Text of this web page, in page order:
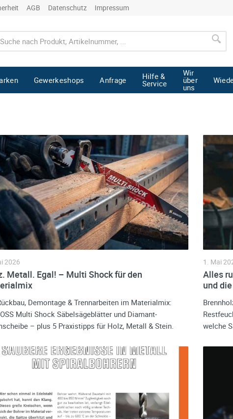
AGB Datenschutz Impressum
Gewerkeshops Anfrage Hilfe &
Service
Wir
über
uns
Metall. Egal! – Multi Shock für den
2026
Demontage & Trennarbeiten im Materialmix:
Multi Shock Säbelsägeblätter und Diamant-
– plus 5 Praxistipps für Holz, Metall & Stein.
Alles
und
1. Mai
welche